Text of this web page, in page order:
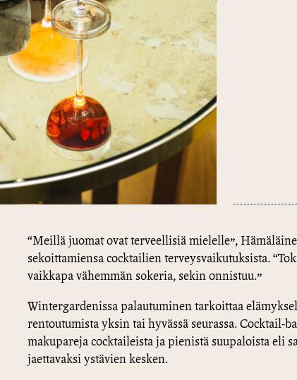
“Meillä juomat ovat terveellisiä mielelle”,
sekoittamiensa cocktailien terveysvaikutuksista.
vaikkapa vähemmän sokeria, sekin onnistuu.”
Wintergardenissa palautuminen tarkoittaa
rentoutumista yksin tai hyvässä seurassa. Cocktail-
makupareja cocktaileista ja pienistä suupaloista eli
jaettavaksi ystävien kesken.